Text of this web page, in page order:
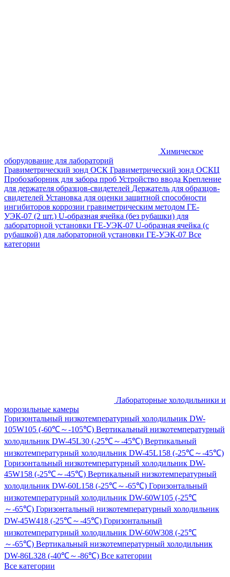
Химическое
оборудование для лабораторий
Гравиметрический зонд ОСК Гравиметрический зонд ОСКЦ
Пробозаборник для забора проб Устройство ввода Крепление
для держателя образцов-свидетелей Держатель для образцов-
свидетелей Установка для оценки защитной способности
ингибиторов коррозии гравиметрическим методом ГЕ-
УЭК-07 (2 шт.) U-образная ячейка (без рубашки) для
лабораторной установки ГЕ-УЭК-07 U-образная ячейка (с
рубашкой) для лабораторной установки ГЕ-УЭК-07 Все
категории
Лабораторные холодильники и
морозильные камеры
Горизонтальный низкотемпературный холодильник DW-
105W105 (-60℃～-105℃) Вертикальный низкотемпературный
холодильник DW-45L30 (-25℃～-45℃) Вертикальный
низкотемпературный холодильник DW-45L158 (-25℃～-45℃)
Горизонтальный низкотемпературный холодильник DW-
45W158 (-25℃～-45℃) Вертикальный низкотемпературный
холодильник DW-60L158 (-25℃～-65℃) Горизонтальный
низкотемпературный холодильник DW-60W105 (-25℃
～-65℃) Горизонтальный низкотемпературный холодильник
DW-45W418 (-25℃～-45℃) Горизонтальный
низкотемпературный холодильник DW-60W308 (-25℃
～-65℃) Вертикальный низкотемпературный холодильник
DW-86L328 (-40℃～-86℃) Все категории
Все категории